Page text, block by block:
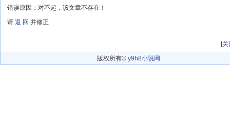
错误原因：对不起，该文章不存在！
请 返 回 并修正
[关
版权所有© y9h8小说网